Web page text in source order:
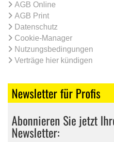
AGB Online
AGB Print
Datenschutz
Cookie-Manager
Nutzungsbedingungen
Verträge hier kündigen
Newsletter für Profis
Abonnieren Sie jetzt
Newsletter: